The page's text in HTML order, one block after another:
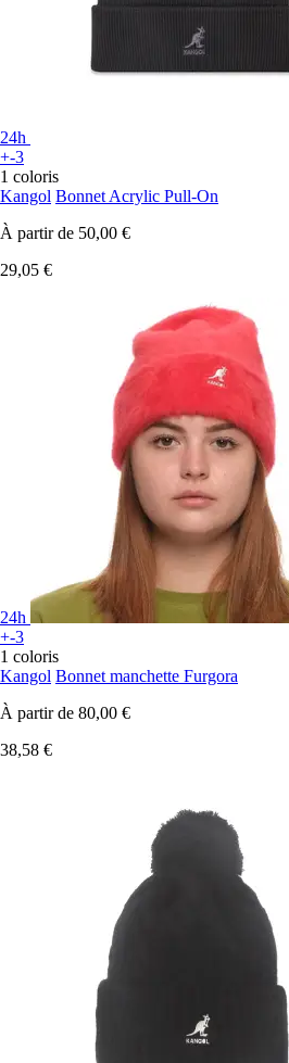
24h
+-3
1 coloris
Kangol Bonnet Acrylic Pull-On
À partir de 50,00 €
29,05 €
24h
+-3
1 coloris
Kangol Bonnet manchette Furgora
À partir de 80,00 €
38,58 €